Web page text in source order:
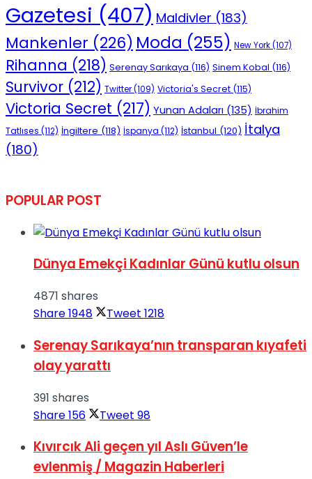
Gazetesi (407) Maldivler (183)
Mankenler (226) Moda (255) New York(107)
Rihanna (218) Serenay Sarıkaya (116) Sinem Kobal (116)
Survivor (212) Twitter(109) Victoria's Secret (115)
Victoria Secret (217) Yunan Adaları (135) İbrahim
Tatlıses (112) İngiltere (118) İspanya (112) İstanbul (120) İtalya
(180)
POPULAR POST
Dünya Emekçi Kadınlar Günü kutlu olsun
4871 shares
Share1948 Tweet 1218
Serenay Sarıkaya’nın transparan kıyafeti
olay yarattı
391 shares
Share156 Tweet 98
Kıvırcık Ali geçen yıl Aslı Güven’le
evlenmiş / Magazin Haberleri